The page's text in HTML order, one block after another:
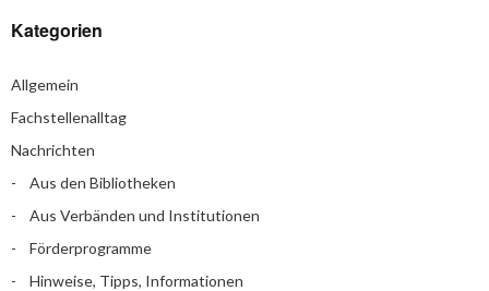
Kategorien
Allgemein
Fachstellenalltag
Nachrichten
Aus den Bibliotheken
Aus Verbänden und Institutionen
Förderprogramme
Hinweise, Tipps, Informationen